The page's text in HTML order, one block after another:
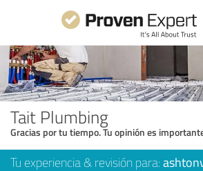
Tait Plumbing
Gracias por tu tiempo. Tu opinión es
Tu experiencia & revisión para: